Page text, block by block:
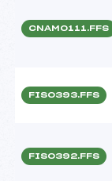
CNAM0111.FFS
FIS0393.FFS
FIS0392.FFS